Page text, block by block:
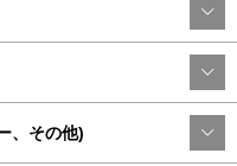
、その他)